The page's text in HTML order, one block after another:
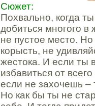
Сюжет:
Похвально, когда
добиться многого в
не пустое место.
корысть, не
жестока. И если ты
избавиться от
если не захочешь –
Но как бы ты не